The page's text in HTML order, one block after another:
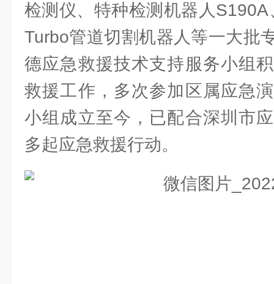
检测仪、特种检测机器人
Turbo管道切割机器人等一大批
德应急救援技术支持服务小组
救援工作，多次参加区属应急
小组成立至今，已配合深圳市
多起应急救援行动。